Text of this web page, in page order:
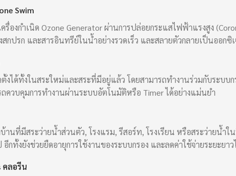
Swim
รื่องกำเนิด Ozone Generator ผ่านการปล่อยกระแสไฟฟ้าแรงสูง
สกปรก และสารอินทรีย์ในน้ำอย่างรวดเร็ว และสลายตัวกลายเป็นออกซิ
ตั้งได้ทั้งในสระใหม่และสระที่มีอยู่แล้ว โดยสามารถทำงานร่วมกับระ
ควบคุมการทำงานผ่านระบบอัตโนมัติหรือ Timer ได้อย่างแม่นยำ
บ้านที่มีสระว่ายน้ำส่วนตัว, โรงแรม, รีสอร์ท, โรงเรียน หรือสระว่ายน้ำ
กทั้งยังช่วยยืดอายุการใช้งานของระบบกรอง และลดค่าใช้จ่ายระยะยาว
คลอรีน